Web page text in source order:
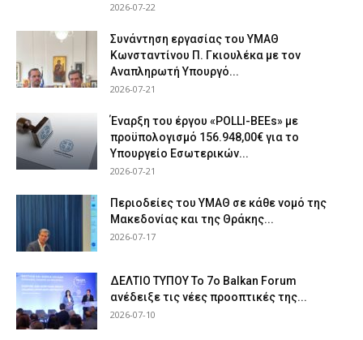
2026-07-22
Συνάντηση εργασίας του ΥΜΑΘ
Κωνσταντίνου Π. Γκιουλέκα με τον
Αναπληρωτή Υπουργό...
2026-07-21
Έναρξη του έργου «POLLI-BEEs» με
προϋπολογισμό 156.948,00€ για το
Υπουργείο Εσωτερικών...
2026-07-21
Περιοδείες του ΥΜΑΘ σε κάθε νομό της
Μακεδονίας και της Θράκης...
2026-07-17
ΔΕΛΤΙΟ ΤΥΠΟΥ Το 7ο Balkan Forum
ανέδειξε τις νέες προοπτικές της...
2026-07-10